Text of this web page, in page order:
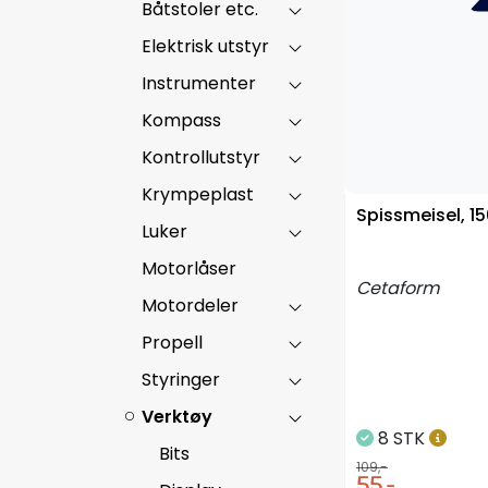
Båtstoler etc.
Elektrisk utstyr
Instrumenter
Kompass
Kontrollutstyr
Krympeplast
Luker
Motorlåser
Motordeler
Propell
Styringer
Verktøy
Bits
Spissmeisel,
Cetaform
8 STK
109,-